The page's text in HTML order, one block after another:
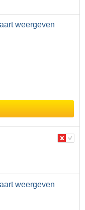
weergeven
weergeven